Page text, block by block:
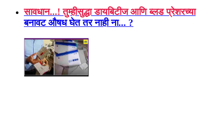
सावधान...! तुम्हीसुद्धा डायबिटीज आणि ब्लड प्रेशरच्या
बनावट औषध घेत तर नाही ना... ?